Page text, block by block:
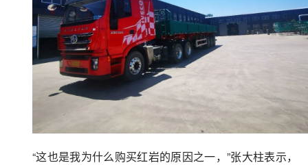
“这也是我为什么购买红岩的原因之一，”张大柱表示，